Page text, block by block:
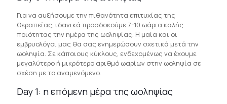
Για να αυξήσουμε την πιθανότητα επιτυχίας της
θεραπείας, ιδανικά προσδοκούμε 7-10 ωάρια καλής
ποιότητας την ημέρα της ωοληψίας. Η μαία και οι
εμβρυολόγοι μας θα σας ενημερώσουν σχετικά μετά την
ωοληψία. Σε κάποιους κύκλους, ενδεχομένως να έχουμε
μεγαλύτερο ή μικρότερο αριθμό ωαρίων στην ωοληψία σε
σχέση με το αναμενόμενο.
Day 1: η επόμενη μέρα της ωοληψίας